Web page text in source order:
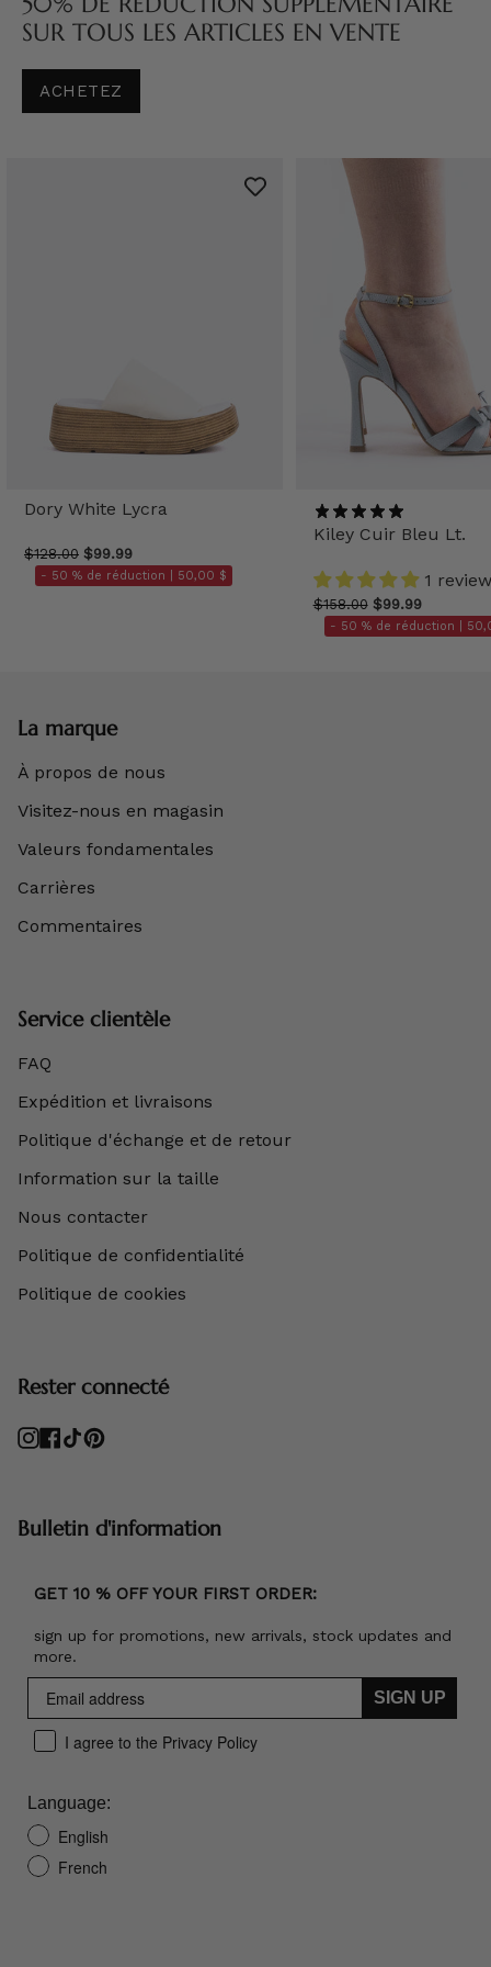
SUR TOUS LES ARTICLES EN VENTE
ACHETEZ
Dory White Lycra
$128.00 $99.99
- 50 % de réduction | 50,00 $
Kiley Cuir Bleu Lt.
1 review
$158.00 $99.99
- 50 % de réduction |
La marque
À propos de nous
Visitez-nous en magasin
Valeurs fondamentales
Carrières
Commentaires
Service clientèle
FAQ
Expédition et livraisons
Politique d'échange et de retour
Information sur la taille
Nous contacter
Politique de confidentialité
Politique de cookies
Rester connecté
Instagram
Facebook
TikTokPinterest
Bulletin d'information
GET 10 % OFF YOUR FIRST ORDER:
sign up for promotions, new arrivals, stock updates and
more.
SIGN UP
I agree to the Privacy Policy
Language:
English
French